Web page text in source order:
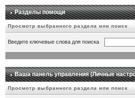
Разделы помощи
Просмотр выбранного раздела или поиск
Введите ключевые слова для поиска
Ваша панель управления (Личные
Просмотр выбранного раздела или поиск